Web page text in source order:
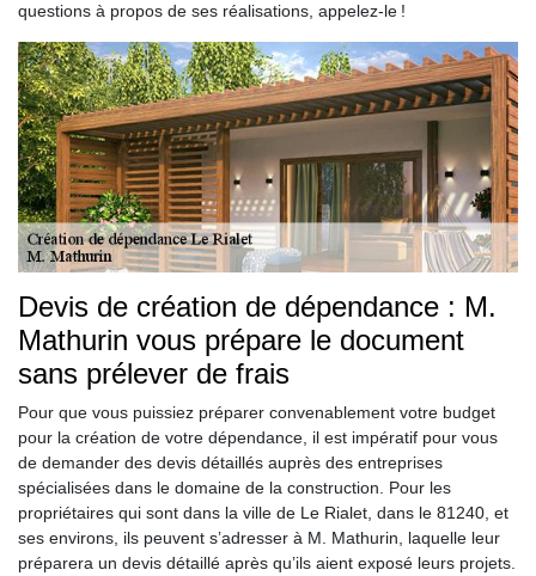
questions à propos de ses réalisations, appelez-le !
Devis de création de dépendance : M.
Mathurin vous prépare le document
sans prélever de frais
Pour que vous puissiez préparer convenablement votre budget
pour la création de votre dépendance, il est impératif pour vous
de demander des devis détaillés auprès des entreprises
spécialisées dans le domaine de la construction. Pour les
propriétaires qui sont dans la ville de Le Rialet, dans le 81240, et
ses environs, ils peuvent s’adresser à M. Mathurin, laquelle leur
préparera un devis détaillé après qu’ils aient exposé leurs projets.